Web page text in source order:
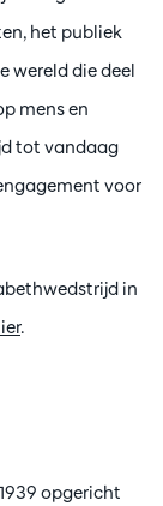
het publiek
wereld die deel
mens en
tot vandaag
voor
in
.
opgericht